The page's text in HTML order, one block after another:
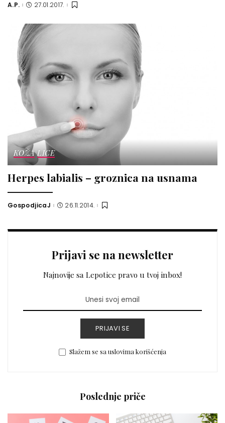
Posted
A.P. 27.01.2017.
KOŽA LICE
Herpes labialis – groznica na usnama
Posted
GospodjicaJ 26.11.2014.
Prijavi se na newsletter
Najnovije sa Lepotice pravo u tvoj inbox!
PRIJAVI SE
Slažem se sa uslovima korišćenja
Poslednje priče